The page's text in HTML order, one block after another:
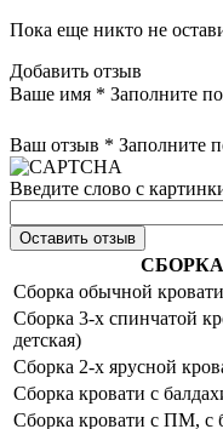
Пока еще никто не
Добавить отзыв
Ваше имя * Заполните
Ваш отзыв * Заполните
Введите слово с
Оставить отзыв
СБОРКА
Сборка обычной кровати
Сборка 3-х спинчатой
детская)
Сборка 2-х ярусной
Сборка кровати с
Сборка кровати с ПМ,